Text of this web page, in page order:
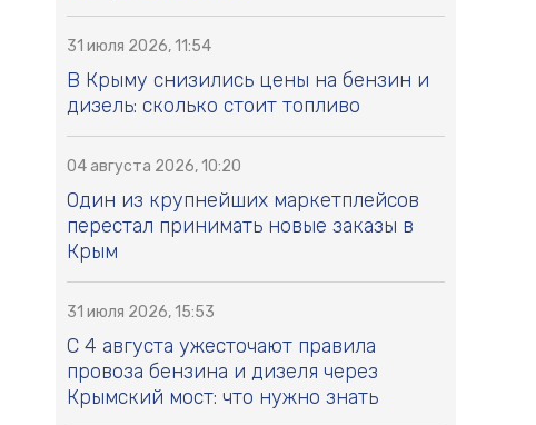
31 июля 2026, 11:54
В Крыму снизились цены на бензин и
дизель: сколько стоит топливо
04 августа 2026, 10:20
Один из крупнейших маркетплейсов
перестал принимать новые заказы в
Крым
31 июля 2026, 15:53
С 4 августа ужесточают правила
провоза бензина и дизеля через
Крымский мост: что нужно знать